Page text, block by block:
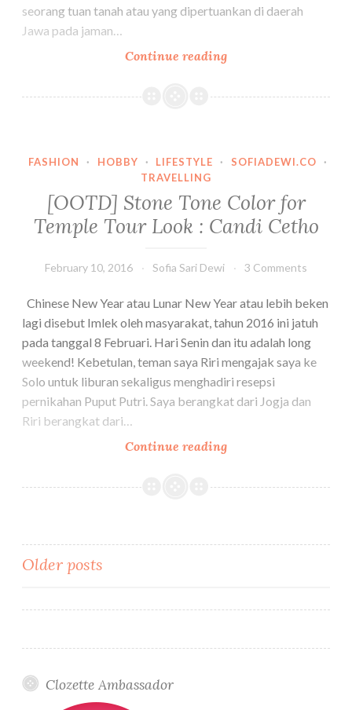
seorang tuan tanah atau yang dipertuankan di daerah
Jawa pada jaman…
Continue reading[Restaurant
Wisata
Lawu
:
Ndoro
FASHION · HOBBY · LIFESTYLE · SOFIADEWI.CO
·
TRAVELLING
[OOTD] Stone Tone Color for
Temple Tour Look : Candi Cetho
February 10, 2016 Sofia Sari Dewi 3 Comments
Chinese New Year atau Lunar New Year atau lebih beken
lagi disebut Imlek oleh masyarakat, tahun 2016 ini jatuh
pada tanggal 8 Februari. Hari Senin dan itu adalah long
weekend! Kebetulan, teman saya Riri mengajak saya ke
Solo untuk liburan sekaligus menghadiri resepsi
pernikahan Puput Putri. Saya berangkat dari Jogja dan
Riri berangkat dari…
Continue reading[OOTD]
Tone
Temple
Posts
navigation
Older posts
Clozette Ambassador